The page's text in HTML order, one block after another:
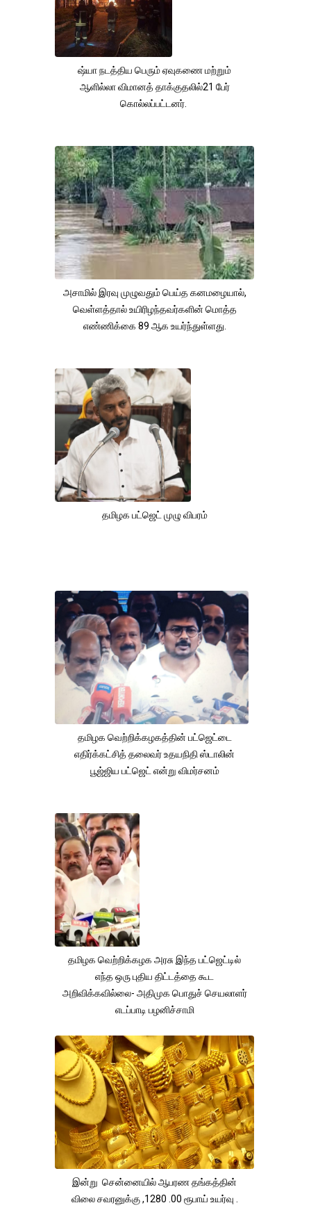
ஷ்யா நடத்திய பெரும் ஏவுகணை மற்றும்
ஆளில்லா விமானத் தாக்குதலில்21 பேர்
கொல்லப்பட்டனர்.
அசாமில் இரவு முழுவதும் பெய்த கனமழையால்,
வெள்ளத்தால் உயிரிழந்தவர்களின் மொத்த
எண்ணிக்கை 89 ஆக உயர்ந்துள்ளது.
தமிழக பட்ஜெட் முழு விபரம்
தமிழக வெற்றிக்கழகத்தின் பட்ஜெட்டை
எதிர்க்கட்சித் தலைவர் உதயநிதி ஸ்டாலின்
பூஜ்ஜிய பட்ஜெட் என்று விமர்சனம்
தமிழக வெற்றிக்கழக அரசு இந்த பட்ஜெட்டில்
எந்த ஒரு புதிய திட்டத்தை கூட
அறிவிக்கவில்லை- அதிமுக பொதுச் செயலாளர்
எடப்பாடி பழனிச்சாமி
இன்று சென்னையில் ஆபரண தங்கத்தின்
விலை சவரனுக்கு ,1280 .00 ரூபாய் உயர்வு .